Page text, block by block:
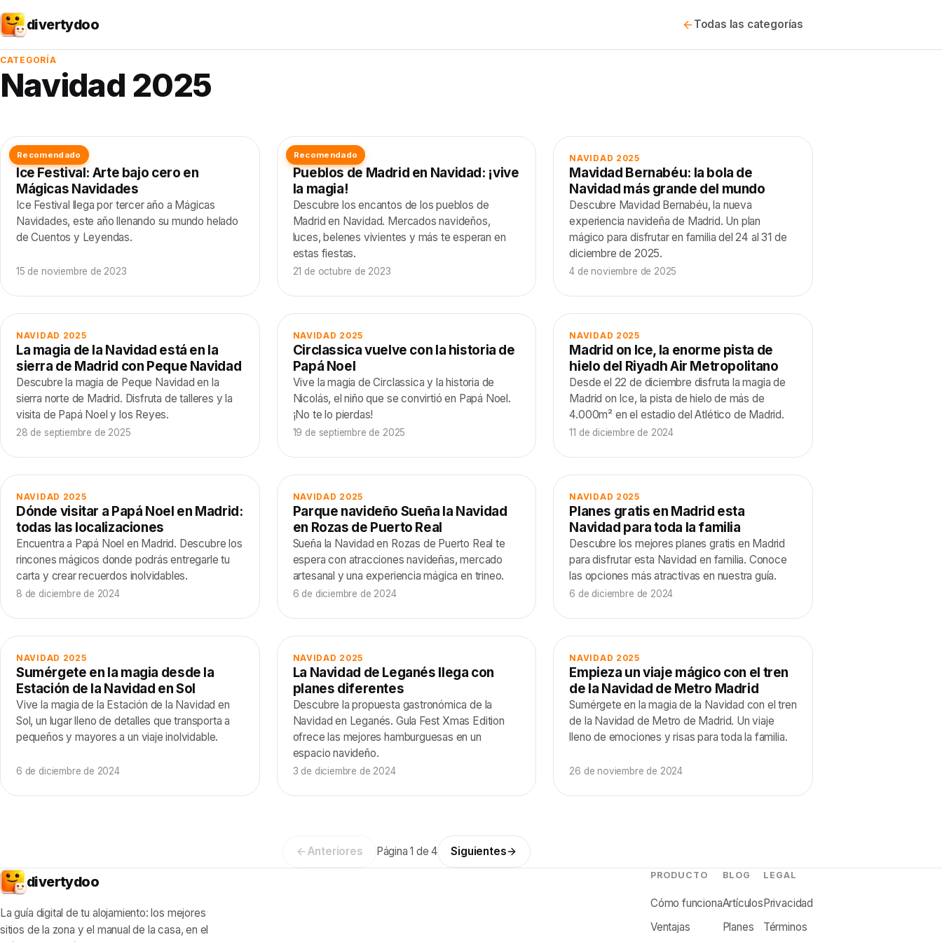
divertydoo Todas las categorías
CATEGORÍA
Navidad 2025
Recomendado
NAVIDAD 2025
Ice Festival: Arte bajo cero en
Mágicas Navidades
Ice Festival llega por tercer año a Mágicas
Navidades, este año llenando su mundo helado
de Cuentos y Leyendas.
15 de noviembre de 2023
Recomendado
NAVIDAD 2025
Pueblos de Madrid en Navidad: ¡vive
la magia!
Descubre los encantos de los pueblos de
Madrid en Navidad. Mercados navideños,
luces, belenes vivientes y más te esperan en
estas fiestas.
21 de octubre de 2023
NAVIDAD 2025
Mavidad Bernabéu: la bola de
Navidad más grande del mundo
Descubre Mavidad Bernabéu, la nueva
experiencia navideña de Madrid. Un plan
mágico para disfrutar en familia del 24 al 31 de
diciembre de 2025.
4 de noviembre de 2025
NAVIDAD 2025
La magia de la Navidad está en la
sierra de Madrid con Peque Navidad
Descubre la magia de Peque Navidad en la
sierra norte de Madrid. Disfruta de talleres y la
visita de Papá Noel y los Reyes.
28 de septiembre de 2025
NAVIDAD 2025
Circlassica vuelve con la historia de
Papá Noel
Vive la magia de Circlassica y la historia de
Nicolás, el niño que se convirtió en Papá Noel.
¡No te lo pierdas!
19 de septiembre de 2025
NAVIDAD 2025
Madrid on Ice, la enorme pista de
hielo del Riyadh Air Metropolitano
Desde el 22 de diciembre disfruta la magia de
Madrid on Ice, la pista de hielo de más de
4.000m² en el estadio del Atlético de Madrid.
11 de diciembre de 2024
NAVIDAD 2025
Dónde visitar a Papá Noel en Madrid:
todas las localizaciones
Encuentra a Papá Noel en Madrid. Descubre los
rincones mágicos donde podrás entregarle tu
carta y crear recuerdos inolvidables.
8 de diciembre de 2024
NAVIDAD 2025
Parque navideño Sueña la Navidad
en Rozas de Puerto Real
Sueña la Navidad en Rozas de Puerto Real te
espera con atracciones navideñas, mercado
artesanal y una experiencia mágica en trineo.
6 de diciembre de 2024
NAVIDAD 2025
Planes gratis en Madrid esta
Navidad para toda la familia
Descubre los mejores planes gratis en Madrid
para disfrutar esta Navidad en familia. Conoce
las opciones más atractivas en nuestra guía.
6 de diciembre de 2024
NAVIDAD 2025
Sumérgete en la magia desde la
Estación de la Navidad en Sol
Vive la magia de la Estación de la Navidad en
Sol, un lugar lleno de detalles que transporta a
pequeños y mayores a un viaje inolvidable.
6 de diciembre de 2024
NAVIDAD 2025
La Navidad de Leganés llega con
planes diferentes
Descubre la propuesta gastronómica de la
Navidad en Leganés. Gula Fest Xmas Edition
ofrece las mejores hamburguesas en un
espacio navideño.
3 de diciembre de 2024
NAVIDAD 2025
Empieza un viaje mágico con el tren
de la Navidad de Metro Madrid
Sumérgete en la magia de la Navidad con el tren
de la Navidad de Metro de Madrid. Un viaje
lleno de emociones y risas para toda la familia.
26 de noviembre de 2024
Anteriores Página1 de4 Siguientes
divertydoo
La guía digital de tu alojamiento: los mejores
sitios de la zona y el manual de la casa, en el
PRODUCTO
Cómo funciona
Ventajas
BLOG
Artículos
Planes
LEGAL
Privacidad
Términos